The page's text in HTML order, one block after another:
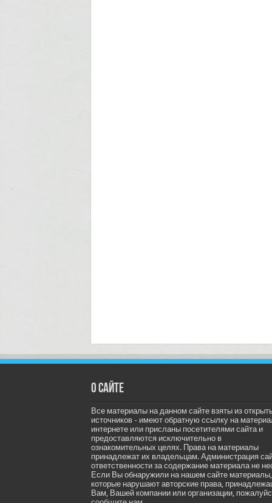
О сайте
Все материалы на данном сайте взяты из
источников - имеют обратную ссылку на
интернете или присланы посетителями сайта и
предоставляются исключительно в
ознакомительных целях. Права на материалы
принадлежат их владельцам. Администрация
ответственности за содержание материала не
Если Вы обнаружили на нашем сайте материалы,
которые нарушают авторские права,
Вам, Вашей компании или организации,